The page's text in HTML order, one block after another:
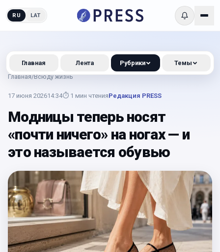
RU LAT
Главная/Всюду жизнь
17 июня 202614:34⏱ 1 мин чтенияРедакция PRESS
Модницы теперь носят
«почти ничего» на ногах — и
это называется обувью
Главная Лента Рубрики Темы